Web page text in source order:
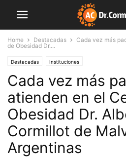
Home Destacadas
Cada vez más
de Obesidad Dr....
Destacadas Instituciones
Cada vez más
atienden en el
Obesidad Dr.
Cormillot de
Argentinas